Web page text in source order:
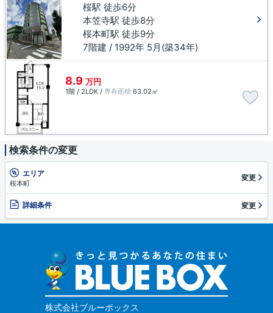
桜駅 徒歩6分
本笠寺駅 徒歩8分
桜本町駅 徒歩9分
7階建 / 1992年 5月(築34年)
8.9 万円
1階 / 2LDK / 専有面積 63.02㎡
検索条件の変更
エリア
桜本町
変更
詳細条件 変更
株式会社ブルーボックス